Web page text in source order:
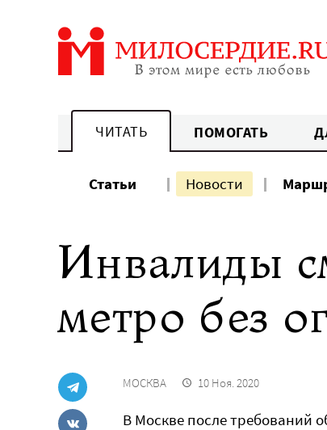
ЧИТАТЬ ПОМОГАТЬ
Статьи Новости
Инвалиды
метро без
МОСКВА 10 Ноя. 2020
В Москве после требований